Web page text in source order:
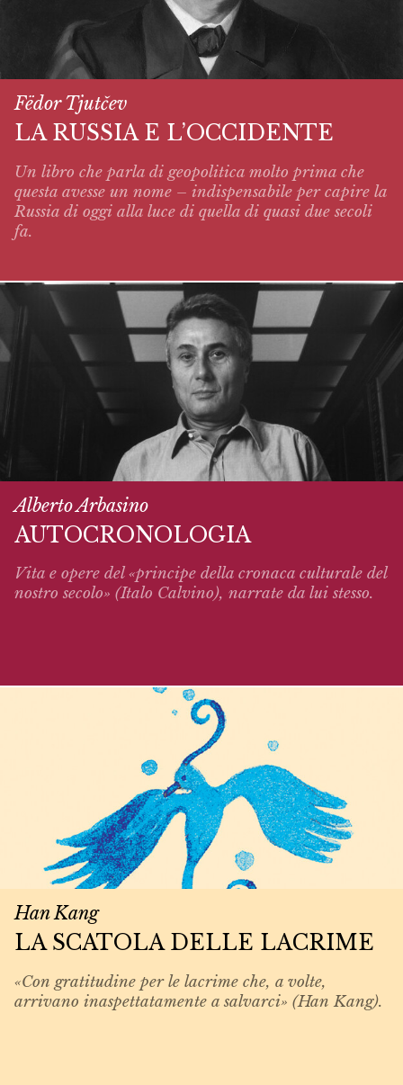
Fëdor Tjutčev
LA RUSSIA E L’OCCIDENTE
Un libro che parla di geopolitica molto prima che
questa avesse un nome – indispensabile per capire la
Russia di oggi alla luce di quella di quasi due secoli
fa.
Alberto Arbasino
AUTOCRONOLOGIA
Vita e opere del «principe della cronaca culturale del
nostro secolo» (Italo Calvino), narrate da lui stesso.
Han Kang
LA SCATOLA DELLE LACRIME
«Con gratitudine per le lacrime che, a volte,
arrivano inaspettatamente a salvarci» (Han Kang).